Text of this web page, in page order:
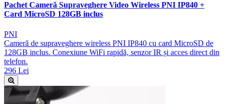
Pachet Cameră Supraveghere Video Wireless PNI IP840 +
Card MicroSD 128GB inclus
PNI
Cameră de supraveghere wireless PNI IP840 cu card MicroSD de
128GB inclus. Conexiune WiFi rapidă, senzor IR și acces direct din
telefon.
296 Lei